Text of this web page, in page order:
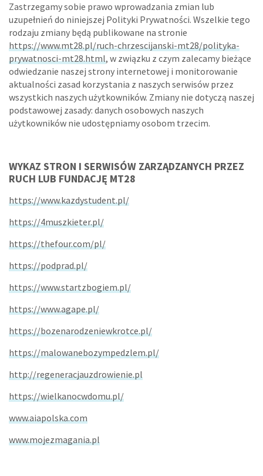
Zastrzegamy sobie prawo wprowadzania zmian lub
uzupełnień do niniejszej Polityki Prywatności. Wszelkie tego
rodzaju zmiany będą publikowane na stronie
https://www.mt28.pl/ruch-chrzescijanski-mt28/polityka-
prywatnosci-mt28.html, w związku z czym zalecamy bieżące
odwiedzanie naszej strony internetowej i monitorowanie
aktualności zasad korzystania z naszych serwisów przez
wszystkich naszych użytkowników. Zmiany nie dotyczą naszej
podstawowej zasady: danych osobowych naszych
użytkowników nie udostępniamy osobom trzecim.
WYKAZ STRON I SERWISÓW ZARZĄDZANYCH PRZEZ
RUCH LUB FUNDACJĘ MT28
https://www.kazdystudent.pl/
https://4muszkieter.pl/
https://thefour.com/pl/
https://podprad.pl/
https://www.startzbogiem.pl/
https://www.agape.pl/
https://bozenarodzeniewkrotce.pl/
https://malowanebozympedzlem.pl/
http://regeneracjauzdrowienie.pl
https://wielkanocwdomu.pl/
www.aiapolska.com
www.mojezmagania.pl